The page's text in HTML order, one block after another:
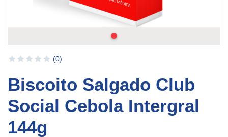
(0)
Biscoito Salgado Club
Social Cebola Intergral
144g